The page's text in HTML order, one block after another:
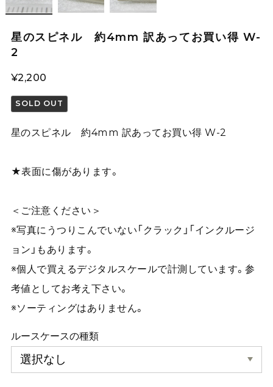
星のスピネル 約4mm 訳あってお買い得 W-
2
¥2,200
SOLD OUT
星のスピネル 約4mm 訳あってお買い得 W-2
★表面に傷があります。
＜ご注意ください＞
※写真にうつりこんでいない「クラック」「インクルージ
ョン」もあります。
※個人で買えるデジタルスケールで計測しています。参
考値としてお考え下さい。
※ソーティングはありません。
ルースケースの種類